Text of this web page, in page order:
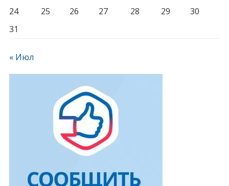
24
25 26 27 28 29
30
31
« Июл